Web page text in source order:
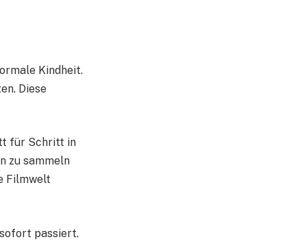
Kindheit.
Diese
für Schritt in
zu sammeln
Filmwelt
passiert.